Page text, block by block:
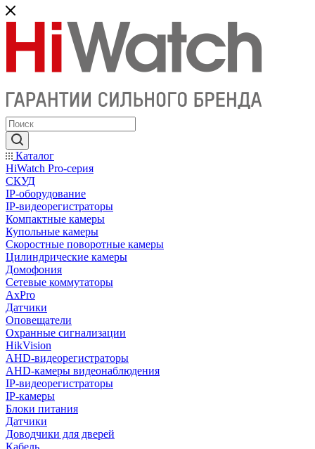
Каталог
HiWatch Pro-серия
CКУД
IP-оборудование
IP-видеорегистраторы
Компактные камеры
Купольные камеры
Скоростные поворотные камеры
Цилиндрические камеры
Домофония
Сетевые коммутаторы
AxPro
Датчики
Оповещатели
Охранные сигнализации
HikVision
AHD-видеорегистраторы
AHD-камеры видеонаблюдения
IP-видеорегистраторы
IP-камеры
Блоки питания
Датчики
Доводчики для дверей
Кабель